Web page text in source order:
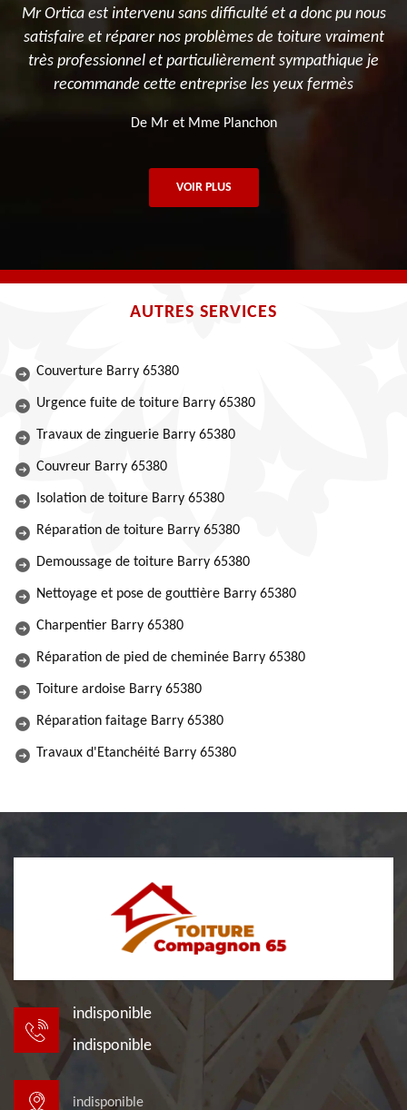
Mr Ortica est intervenu sans difficulté et a donc pu nous
satisfaire et réparer nos problèmes de toiture vraiment
très professionnel et particulièrement sympathique je
recommande cette entreprise les yeux fermès
De Mr et Mme Planchon
VOIR PLUS
AUTRES SERVICES
Couverture Barry 65380
Urgence fuite de toiture Barry 65380
Travaux de zinguerie Barry 65380
Couvreur Barry 65380
Isolation de toiture Barry 65380
Réparation de toiture Barry 65380
Demoussage de toiture Barry 65380
Nettoyage et pose de gouttière Barry 65380
Charpentier Barry 65380
Réparation de pied de cheminée Barry 65380
Toiture ardoise Barry 65380
Réparation faitage Barry 65380
Travaux d'Etanchéité Barry 65380
indisponible
indisponible
indisponible